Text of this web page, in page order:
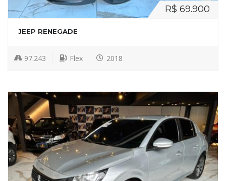
R$ 69.900
JEEP RENEGADE
97.243 Flex 2018